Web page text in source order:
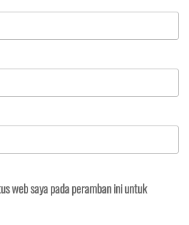
web saya pada peramban ini untuk